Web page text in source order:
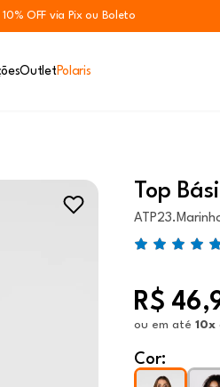
10% OFF via Pix ou Boleto
OutletPolaris
Top
R$
ou em até 10x
Cor: